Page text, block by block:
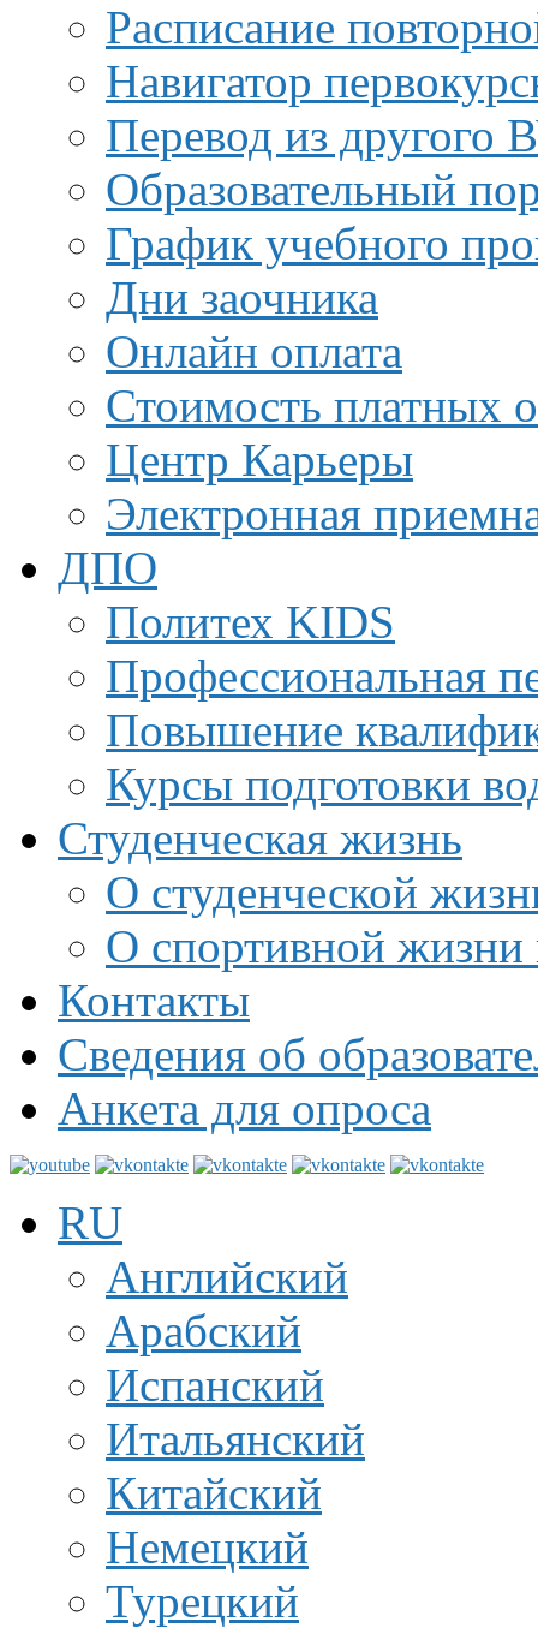
Расписание
Навигатор
Перевод из другого
Образовательный
График учебного
Дни заочника
Онлайн оплата
Стоимость платных
Центр Карьеры
Электронная
ДПО
Политех KIDS
Профессиональная
Повышение
Курсы подготовки
Студенческая жизнь
О студенческой
О спортивной жизни
Контакты
Сведения об
Анкета для опроса
RU
Английский
Арабский
Испанский
Итальянский
Китайский
Немецкий
Турецкий